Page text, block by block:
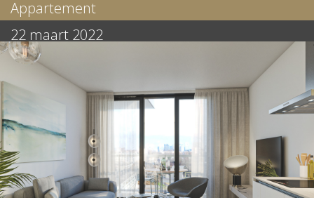
Appartement
22 maart 2022